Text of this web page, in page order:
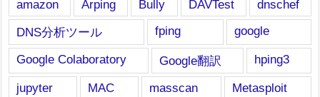
amazon Arping Bully DAVTest
dnschef
DNS分析ツール
fping
google
Google Colaboratory
Google翻訳
hping3
jupyter
MAC masscan
Metasploit